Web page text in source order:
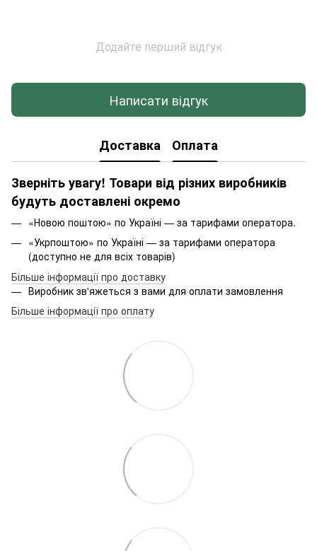
Додайте перший відгук
Написати відгук
Доставка Оплата
Зверніть увагу! Товари від різних виробників
будуть доставлені окремо
«Новою поштою» по Україні — за тарифами оператора.
«Укрпоштою» по Україні — за тарифами оператора
(доступно не для всіх товарів)
Більше інформації про доставку
Виробник зв'яжеться з вами для оплати замовлення
Більше інформації про оплату